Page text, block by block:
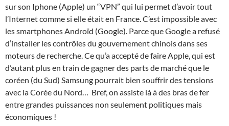
sur son Iphone (Apple) un “VPN” qui lui permet d’avoir tout
l’Internet comme si elle était en France. C’est impossible avec
les smartphones Androïd (Google). Parce que Google a refusé
d’installer les contrôles du gouvernement chinois dans ses
moteurs de recherche. Ce qu’a accepté de faire Apple, qui est
d’autant plus en train de gagner des parts de marché que le
coréen (du Sud) Samsung pourrait bien souffrir des tensions
avec la Corée du Nord… Bref, on assiste là à des bras de fer
entre grandes puissances non seulement politiques mais
économiques !